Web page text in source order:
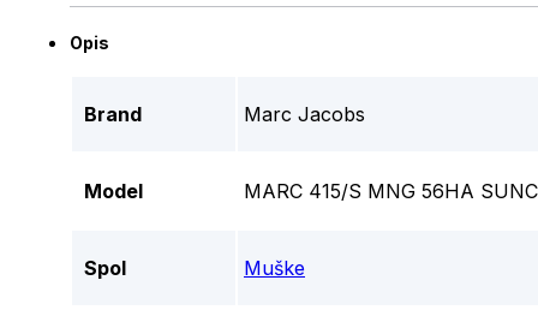
Opis
Brand Marc Jacobs
Model MARC 415/S MNG 56HA
Spol Muške